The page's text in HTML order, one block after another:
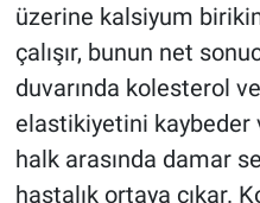
üzerine kalsiyum
çalışır, bunun net
duvarında kolesterol
elastikiyetini kaybeder
halk arasında damar
hastalık ortaya çıkar.